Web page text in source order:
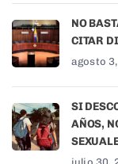
NO
CITAR
agosto
SI
AÑOS,